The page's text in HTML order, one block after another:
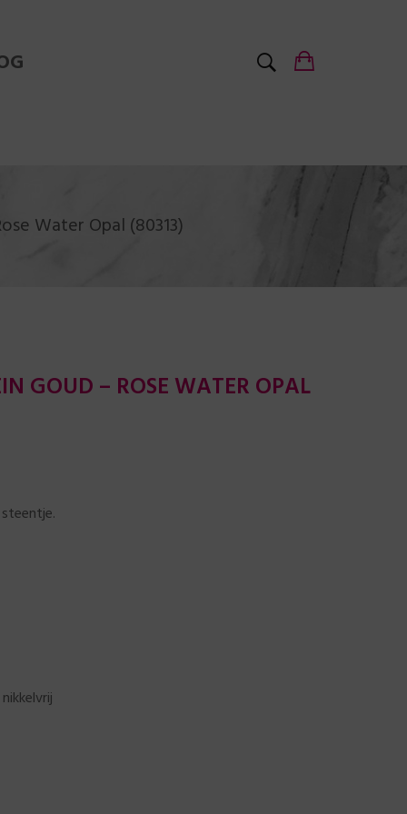
Water Opal (80313)
GOUD – ROSE WATER OPAL